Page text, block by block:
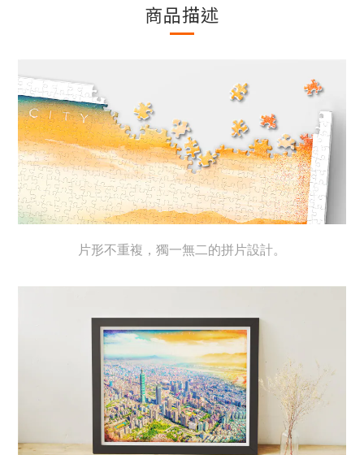
商品描述
片形不重複，獨一無二的拼片設計。